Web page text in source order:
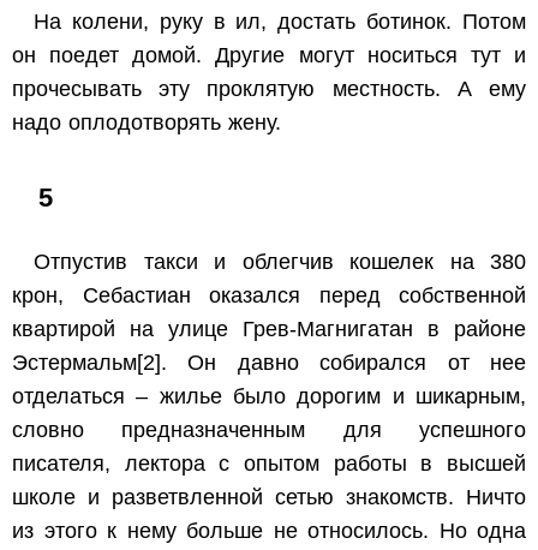
На колени, руку в ил, достать ботинок. Потом
он поедет домой. Другие могут носиться тут и
прочесывать эту проклятую местность. А ему
надо оплодотворять жену.
5
Отпустив такси и облегчив кошелек на 380
крон, Себастиан оказался перед собственной
квартирой на улице Грев-Магнигатан в районе
Эстермальм[2]. Он давно собирался от нее
отделаться – жилье было дорогим и шикарным,
словно предназначенным для успешного
писателя, лектора с опытом работы в высшей
школе и разветвленной сетью знакомств. Ничто
из этого к нему больше не относилось. Но одна